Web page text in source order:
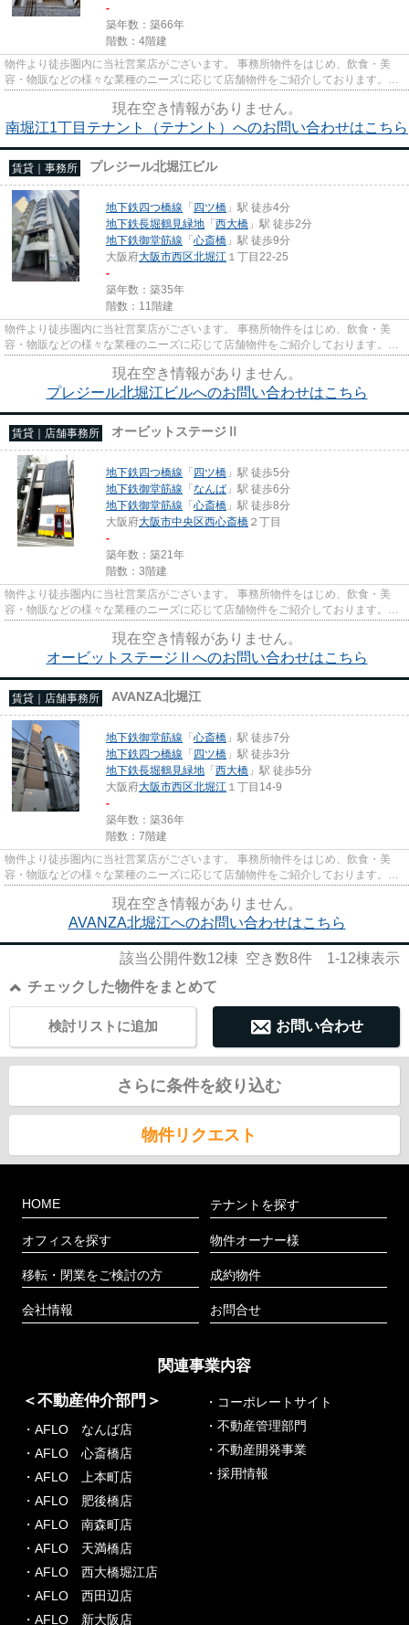
-
築年数：築66年
階数：4階建
物件より徒歩圏内に当社営業店がございます。 事務所物件をはじめ、飲食・美
容・物販などの様々な業種のニーズに応じて店舗物件をご紹介しております。
尚、弊社ではおとり広告は一切...
現在空き情報がありません。
南堀江1丁目テナント（テナント）へのお問い合わせはこちら
賃貸｜事務所 プレジール北堀江ビル
地下鉄四つ橋線 「四ツ橋 」駅 徒歩4分
地下鉄長堀鶴見緑地 「西大橋 」駅 徒歩2分
地下鉄御堂筋線 「心斎橋 」駅 徒歩9分
大阪府大阪市西区北堀江 １丁目22-25
-
築年数：築35年
階数：11階建
物件より徒歩圏内に当社営業店がございます。 事務所物件をはじめ、飲食・美
容・物販などの様々な業種のニーズに応じて店舗物件をご紹介しております。
尚、弊社ではおとり広告は一切...
現在空き情報がありません。
プレジール北堀江ビルへのお問い合わせはこちら
賃貸｜店舗事務所 オービットステージⅡ
地下鉄四つ橋線 「四ツ橋 」駅 徒歩5分
地下鉄御堂筋線 「なんば 」駅 徒歩6分
地下鉄御堂筋線 「心斎橋 」駅 徒歩8分
大阪府大阪市中央区西心斎橋 ２丁目
-
築年数：築21年
階数：3階建
物件より徒歩圏内に当社営業店がございます。 事務所物件をはじめ、飲食・美
容・物販などの様々な業種のニーズに応じて店舗物件をご紹介しております。
尚、弊社ではおとり広告は一切...
現在空き情報がありません。
オービットステージⅡへのお問い合わせはこちら
賃貸｜店舗事務所 AVANZA北堀江
地下鉄御堂筋線 「心斎橋 」駅 徒歩7分
地下鉄四つ橋線 「四ツ橋 」駅 徒歩3分
地下鉄長堀鶴見緑地 「西大橋 」駅 徒歩5分
大阪府大阪市西区北堀江 １丁目14-9
-
築年数：築36年
階数：7階建
物件より徒歩圏内に当社営業店がございます。 事務所物件をはじめ、飲食・美
容・物販などの様々な業種のニーズに応じて店舗物件をご紹介しております。
尚、弊社ではおとり広告は一切...
現在空き情報がありません。
AVANZA北堀江へのお問い合わせはこちら
該当公開件数12棟 空き数8件 1-12棟表示
チェックした物件をまとめて
お問い合わせ
検討リストに追加
さらに条件を絞り込む
物件リクエスト
HOME
オフィスを探す
移転・閉業をご検討の方
会社情報
テナントを探す
物件オーナー様
成約物件
お問合せ
関連事業内容
＜不動産仲介部門＞
・AFLO なんば店
・AFLO 心斎橋店
・AFLO 上本町店
・AFLO 肥後橋店
・AFLO 南森町店
・AFLO 天満橋店
・AFLO 西大橋堀江店
・AFLO 西田辺店
・AFLO 新大阪店
・コーポレートサイト
・不動産管理部門
・不動産開発事業
・採用情報